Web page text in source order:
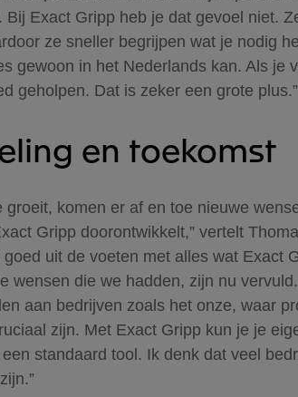
Bij Exact Gripp heb je dat gevoel niet.
ze sneller begrijpen wat je nodig
gewoon in het Nederlands kan. Als je
geholpen. Dat is zeker een grote plus.”
en toekomst
groeit, komen er af en toe nieuwe
Gripp doorontwikkelt,” vertelt
uit de voeten met alles wat Exact
wensen die we hadden, zijn nu
aan bedrijven zoals het onze, waar
zijn. Met Exact Gripp kun je je
standaard tool. Ik denk dat veel